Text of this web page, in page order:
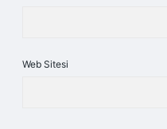
Web Sitesi